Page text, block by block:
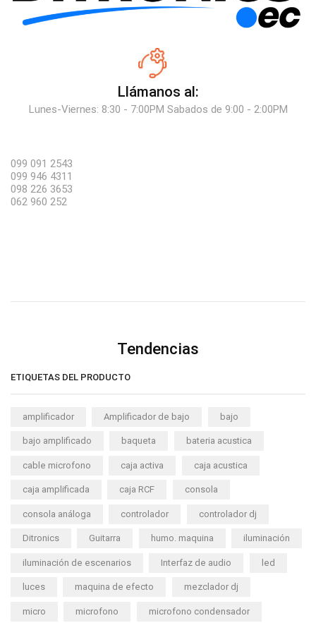
Llámanos al:
Lunes-Viernes: 8:30 - 7:00PM Sabados de 9:00 - 2:00PM
099 091 2543
099 946 4311
098 226 3653
062 960 252
Tendencias
ETIQUETAS DEL PRODUCTO
amplificador Amplificador de bajo bajo
bajo amplificado baqueta bateria acustica
cable microfono caja activa caja acustica
caja amplificada caja RCF consola
consola análoga controlador controlador dj
Ditronics Guitarra humo. maquina iluminación
iluminación de escenarios Interfaz de audio led
luces maquina de efecto mezclador dj
micro microfono microfono condensador